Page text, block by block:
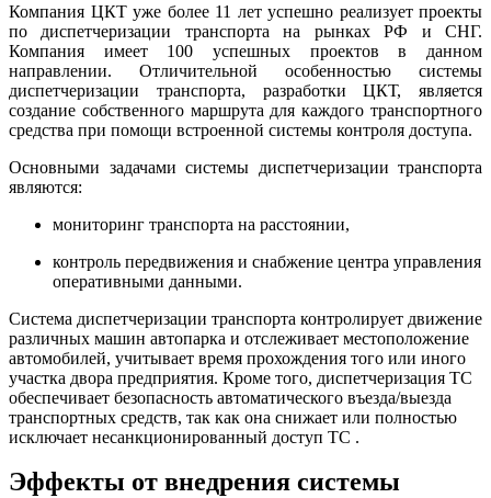
Компания ЦКТ уже более 11 лет успешно реализует проекты
по диспетчеризации транспорта на рынках РФ и СНГ.
Компания имеет 100 успешных проектов в данном
направлении. Отличительной особенностью системы
диспетчеризации транспорта, разработки ЦКТ, является
создание собственного маршрута для каждого транспортного
средства при помощи встроенной системы контроля доступа.
Основными задачами системы диспетчеризации транспорта
являются:
мониторинг транспорта на расстоянии,
контроль передвижения и снабжение центра управления
оперативными данными.
Система диспетчеризации транспорта контролирует движение
различных машин автопарка и отслеживает местоположение
автомобилей, учитывает время прохождения того или иного
участка двора предприятия. Кроме того, диспетчеризация ТС
обеспечивает безопасность автоматического въезда/выезда
транспортных средств, так как она снижает или полностью
исключает несанкционированный доступ ТС .
Эффекты от внедрения системы